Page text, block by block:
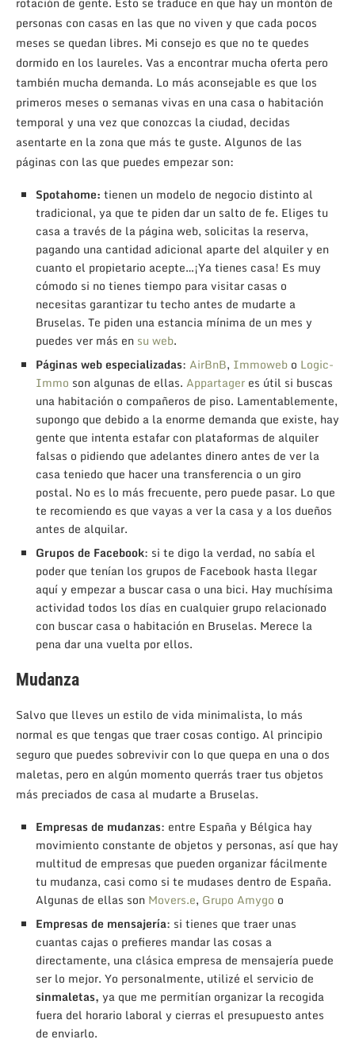
personas con casas en las que no viven y que cada pocos
meses se quedan libres. Mi consejo es que no te quedes
dormido en los laureles. Vas a encontrar mucha oferta pero
también mucha demanda. Lo más aconsejable es que los
primeros meses o semanas vivas en una casa o habitación
temporal y una vez que conozcas la ciudad, decidas
asentarte en la zona que más te guste. Algunos de las
páginas con las que puedes empezar son:
Spotahome: tienen un modelo de negocio distinto al
tradicional, ya que te piden dar un salto de fe. Eliges tu
casa a través de la página web, solicitas la reserva,
pagando una cantidad adicional aparte del alquiler y en
cuanto el propietario acepte…¡Ya tienes casa! Es muy
cómodo si no tienes tiempo para visitar casas o
necesitas garantizar tu techo antes de mudarte a
Bruselas. Te piden una estancia mínima de un mes y
puedes ver más en su web.
Páginas web especializadas: AirBnB, Immoweb o Logic-
Immo son algunas de ellas. Appartager es útil si buscas
una habitación o compañeros de piso. Lamentablemente,
supongo que debido a la enorme demanda que existe, hay
gente que intenta estafar con plataformas de alquiler
falsas o pidiendo que adelantes dinero antes de ver la
casa teniedo que hacer una transferencia o un giro
postal. No es lo más frecuente, pero puede pasar. Lo que
te recomiendo es que vayas a ver la casa y a los dueños
antes de alquilar.
Grupos de Facebook: si te digo la verdad, no sabía el
poder que tenían los grupos de Facebook hasta llegar
aquí y empezar a buscar casa o una bici. Hay muchísima
actividad todos los días en cualquier grupo relacionado
con buscar casa o habitación en Bruselas. Merece la
pena dar una vuelta por ellos.
Mudanza
Salvo que lleves un estilo de vida minimalista, lo más
normal es que tengas que traer cosas contigo. Al principio
seguro que puedes sobrevivir con lo que quepa en una o dos
maletas, pero en algún momento querrás traer tus objetos
más preciados de casa al mudarte a Bruselas.
Empresas de mudanzas: entre España y Bélgica hay
movimiento constante de objetos y personas, así que hay
multitud de empresas que pueden organizar fácilmente
tu mudanza, casi como si te mudases dentro de España.
Algunas de ellas son Movers.e, Grupo Amygo o
Empresas de mensajería: si tienes que traer unas
cuantas cajas o prefieres mandar las cosas a
directamente, una clásica empresa de mensajería puede
ser lo mejor. Yo personalmente, utilizé el servicio de
sinmaletas, ya que me permitían organizar la recogida
fuera del horario laboral y cierras el presupuesto antes
de enviarlo.